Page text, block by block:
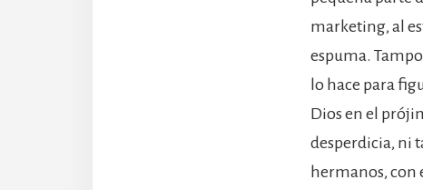
marketing, al
espuma.
lo hace para
Dios en el
desperdicia, ni
hermanos, con